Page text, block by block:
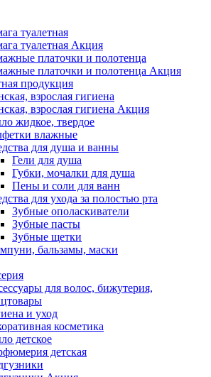
туалетная
туалетная Акция
платочки и полотенца
платочки и полотенца Акция
продукция
взрослая гигиена
взрослая гигиена Акция
жидкое, твердое
влажные
для душа и ванны
Гели для душа
Губки, мочалки для душа
Пены и соли для ванн
для ухода за полостью рта
Зубные ополаскиватели
Зубные пасты
Зубные щетки
бальзамы, маски
для волос, бижутерия,
и уход
косметика
детское
детская